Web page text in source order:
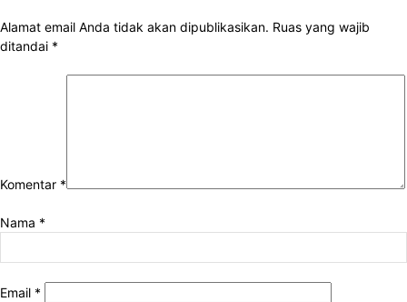
Alamat email Anda tidak akan dipublikasikan. Ruas yang wajib
ditandai *
Komentar *
Nama *
Email *